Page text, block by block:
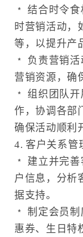
﹡ 结合时令
时营销活动，
等，以提升产
﹡ 负责营销
营销资源，确
﹡ 组织团队
作，协调各部
确保活动顺利
4. 客户关系管
﹡ 建立并完
户信息，分析
据支持。
﹡ 制定会员
惠券、生日特